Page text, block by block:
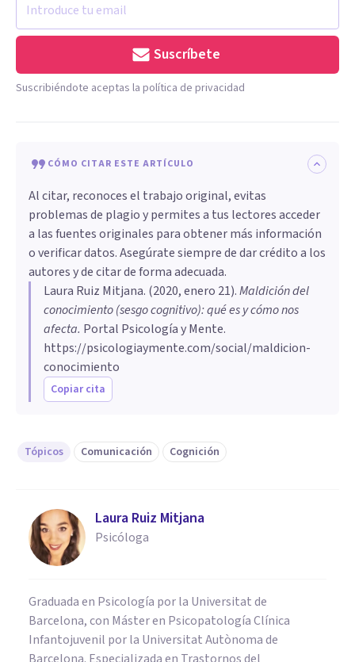
Suscríbete
Suscribiéndote aceptas la política de privacidad
CÓMO CITAR ESTE ARTÍCULO
Al citar, reconoces el trabajo original, evitas
problemas de plagio y permites a tus lectores acceder
a las fuentes originales para obtener más información
o verificar datos. Asegúrate siempre de dar crédito a los
autores y de citar de forma adecuada.
Laura Ruiz Mitjana. (2020, enero 21).Maldición del
conocimiento (sesgo cognitivo): qué es y cómo nos
afecta. Portal Psicología y Mente.
https://psicologiaymente.com/social/maldicion-
conocimiento
Copiar cita
Tópicos Comunicación Cognición
Laura Ruiz Mitjana
Psicóloga
Graduada en Psicología por la Universitat de
Barcelona, con Máster en Psicopatología Clínica
Infantojuvenil por la Universitat Autònoma de